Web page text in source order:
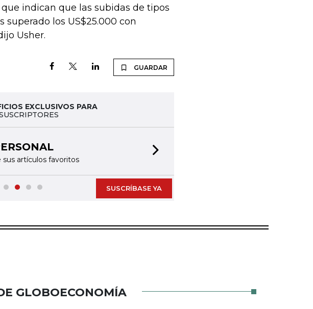
indican que las subidas de tipos
los US$25.000 con
Usher.
GUARDAR
EXCLUSIVOS PARA
artículos favoritos
SUSCRÍBASE YA
GLOBOECONOMÍA